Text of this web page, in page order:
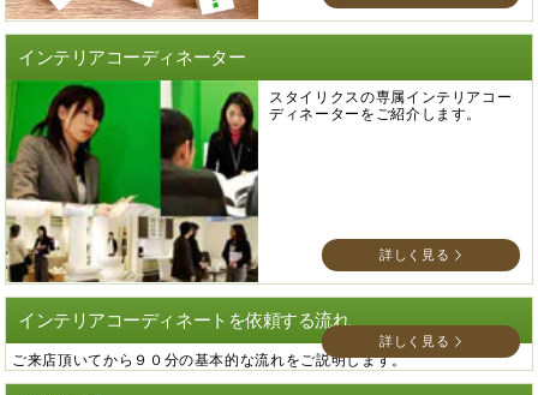
インテリアコーディネーター
スタイリクスの専属インテリアコー
ディネーターをご紹介します。
詳しく見る
インテリアコーディネートを依頼する流れ
ご来店頂いてから９０分の基本的な流れをご説明します。
詳しく見る